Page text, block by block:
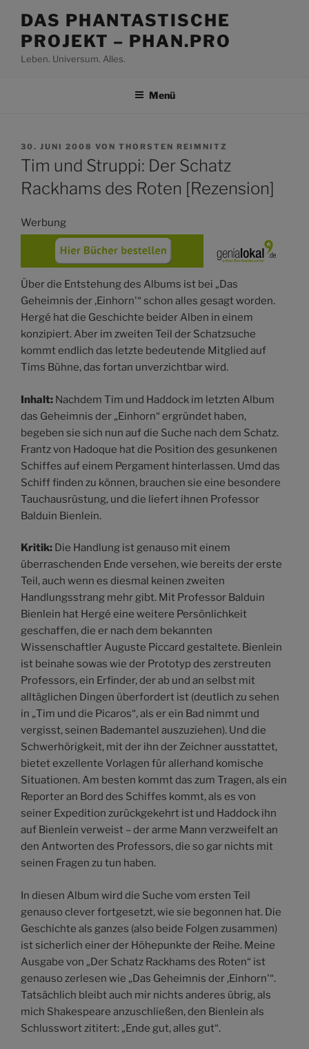
Inhalt
springen
DAS PHANTASTISCHE
PROJEKT – PHAN.PRO
Leben. Universum. Alles.
Menü
VERÖFFENTLICHT
AM
30. JUNI 2008 VON THORSTEN REIMNITZ
Tim und Struppi: Der Schatz
Rackhams des Roten [Rezension]
Werbung
Über die Entstehung des Albums ist bei „Das
Geheimnis der ‚Einhorn'“ schon alles gesagt worden.
Hergé hat die Geschichte beider Alben in einem
konzipiert. Aber im zweiten Teil der Schatzsuche
kommt endlich das letzte bedeutende Mitglied auf
Tims Bühne, das fortan unverzichtbar wird.
Inhalt: Nachdem Tim und Haddock im letzten Album
das Geheimnis der „Einhorn“ ergründet haben,
begeben sie sich nun auf die Suche nach dem Schatz.
Frantz von Hadoque hat die Position des gesunkenen
Schiffes auf einem Pergament hinterlassen. Umd das
Schiff finden zu können, brauchen sie eine besondere
Tauchausrüstung, und die liefert ihnen Professor
Balduin Bienlein.
Kritik: Die Handlung ist genauso mit einem
überraschenden Ende versehen, wie bereits der erste
Teil, auch wenn es diesmal keinen zweiten
Handlungsstrang mehr gibt. Mit Professor Balduin
Bienlein hat Hergé eine weitere Persönlichkeit
geschaffen, die er nach dem bekannten
Wissenschaftler Auguste Piccard gestaltete. Bienlein
ist beinahe sowas wie der Prototyp des zerstreuten
Professors, ein Erfinder, der ab und an selbst mit
alltäglichen Dingen überfordert ist (deutlich zu sehen
in „Tim und die Picaros“, als er ein Bad nimmt und
vergisst, seinen Bademantel auszuziehen). Und die
Schwerhörigkeit, mit der ihn der Zeichner ausstattet,
bietet exzellente Vorlagen für allerhand komische
Situationen. Am besten kommt das zum Tragen, als ein
Reporter an Bord des Schiffes kommt, als es von
seiner Expedition zurückgekehrt ist und Haddock ihn
auf Bienlein verweist – der arme Mann verzweifelt an
den Antworten des Professors, die so gar nichts mit
seinen Fragen zu tun haben.
In diesen Album wird die Suche vom ersten Teil
genauso clever fortgesetzt, wie sie begonnen hat. Die
Geschichte als ganzes (also beide Folgen zusammen)
ist sicherlich einer der Höhepunkte der Reihe. Meine
Ausgabe von „Der Schatz Rackhams des Roten“ ist
genauso zerlesen wie „Das Geheimnis der ‚Einhorn'“.
Tatsächlich bleibt auch mir nichts anderes übrig, als
mich Shakespeare anzuschließen, den Bienlein als
Schlusswort zititert: „Ende gut, alles gut“.